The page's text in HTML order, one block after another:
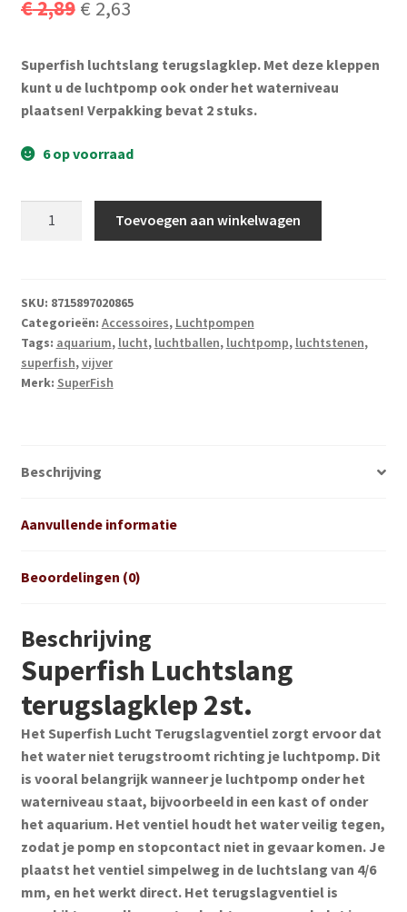
Vijverdecoratie en tuindecoratie
Vijveronderhoud
Tuinonderhoud
Voor vissen
Overige
Buxus
Kerst
€2,89 Oorspronkelijke
was:
€ 2,89.
€ 2,63Huidige
is:
€ 2,63.
Superfish luchtslang terugslagklep. Met deze kleppen
kunt u de luchtpomp ook onder het waterniveau
plaatsen! Verpakking bevat 2 stuks.
6 op voorraad
aantal
Toevoegen aan winkelwagen
SKU: 8715897020865
Categorieën: Accessoires, Luchtpompen
Tags: aquarium, lucht, luchtballen, luchtpomp, luchtstenen,
superfish,vijver
Merk: SuperFish
Beschrijving
Aanvullende informatie
Beoordelingen (0)
Beschrijving
Superfish Luchtslang
terugslagklep 2st.
Het Superfish Lucht Terugslagventiel zorgt ervoor dat
het water niet terugstroomt richting je luchtpomp. Dit
is vooral belangrijk wanneer je luchtpomp onder het
waterniveau staat, bijvoorbeeld in een kast of onder
het aquarium. Het ventiel houdt het water veilig tegen,
zodat je pomp en stopcontact niet in gevaar komen. Je
plaatst het ventiel simpelweg in de luchtslang van 4/6
mm, en het werkt direct. Het terugslagventiel is